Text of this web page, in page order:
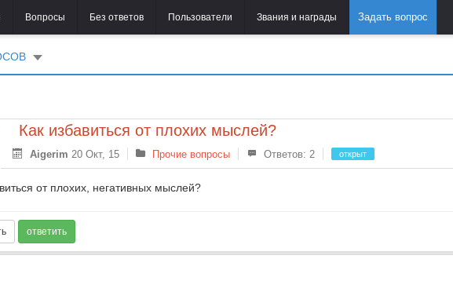
Задать вопрос
Вопросы Без ответов Пользователи Звания и награды
Как избавиться от плохих мыслей?
Aigerim 20 Окт, 15 Прочие вопросы Ответов: 2 открыт
от плохих, негативных мыслей?